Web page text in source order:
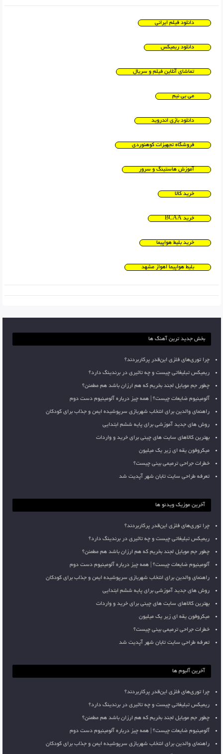
دانلود فیلم ایرانی
دانلود ریمیکس
تماشای آنلاین فیلم و سریال
می بی نیم
دانلود بازی اندروید
فروشگاه تجهیزات کوهنوردی
آموزش هاستینگ و سرور
خرید کالا
خرید BCAA
خرید بلیط هواپیما
بلیط هواپیما اهواز مشهد
بخش جدید ترین آهنگ ها
چرا توری‌های فلزی این‌قدر پرکاربردند؟
ریمیکس تبلیغاتی چیست و چه تاثیری در برندینگ دارد؟
چطور جم موبایل لجند بخریم که هم ارزان باشد هم مطمئن؟
آلومینیوم ضایعات چیست؟ | همه چیز درباره آلومینیوم دست دوم
راهنمای والدین برای انتخاب شهربازی سرپوشیده ایمن و جذاب برای کودکان
روش های جدید آموزشی برای پایه ششم ابتدایی
بهترین کالاهای سایت های چینی برای خرید و واردات
میکروفون یقه ای زیر یک میلیون
خطرات جراحی ترمیمی بینی چیست؟
تعرفه طراحی سایت تابان شهر آپدیت شد
آخرین موزیک ویدئو ها
چرا توری‌های فلزی این‌قدر پرکاربردند؟
ریمیکس تبلیغاتی چیست و چه تاثیری در برندینگ دارد؟
چطور جم موبایل لجند بخریم که هم ارزان باشد هم مطمئن؟
آلومینیوم ضایعات چیست؟ | همه چیز درباره آلومینیوم دست دوم
راهنمای والدین برای انتخاب شهربازی سرپوشیده ایمن و جذاب برای کودکان
روش های جدید آموزشی برای پایه ششم ابتدایی
بهترین کالاهای سایت های چینی برای خرید و واردات
میکروفون یقه ای زیر یک میلیون
خطرات جراحی ترمیمی بینی چیست؟
تعرفه طراحی سایت تابان شهر آپدیت شد
آخرین آلبوم ها
چرا توری‌های فلزی این‌قدر پرکاربردند؟
ریمیکس تبلیغاتی چیست و چه تاثیری در برندینگ دارد؟
چطور جم موبایل لجند بخریم که هم ارزان باشد هم مطمئن؟
آلومینیوم ضایعات چیست؟ | همه چیز درباره آلومینیوم دست دوم
راهنمای والدین برای انتخاب شهربازی سرپوشیده ایمن و جذاب برای کودکان